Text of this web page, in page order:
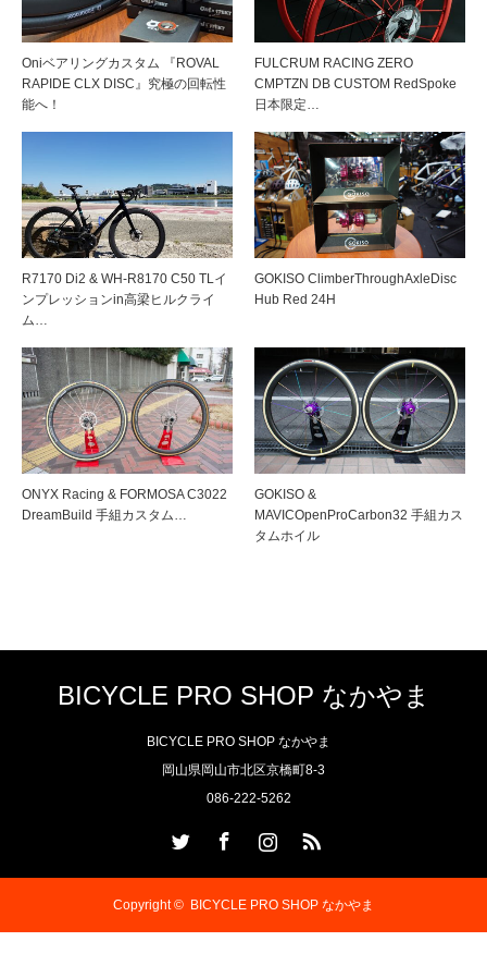
Oniベアリングカスタム 『ROVAL
RAPIDE CLX DISC』究極の回転性
能へ！
FULCRUM RACING ZERO
CMPTZN DB CUSTOM RedSpoke
日本限定…
R7170 Di2 & WH-R8170 C50 TLイ
ンプレッションin高梁ヒルクライ
ム…
GOKISO ClimberThroughAxleDisc
Hub Red 24H
ONYX Racing & FORMOSA C3022
DreamBuild 手組カスタム…
GOKISO &
MAVICOpenProCarbon32 手組カス
タムホイル
BICYCLE PRO SHOP なかやま
BICYCLE PRO SHOP なかやま
岡山県岡山市北区京橋町8-3
086-222-5262
Copyright © BICYCLE PRO SHOP なかやま